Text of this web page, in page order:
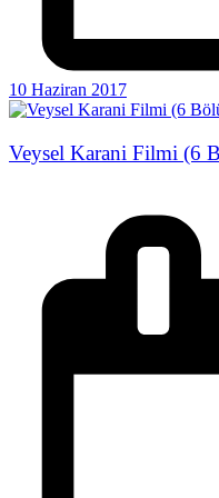
10 Haziran 2017
Veysel Karani Filmi (6